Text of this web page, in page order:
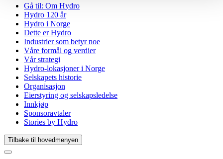
Gå til: Om Hydro
Hydro 120 år
Hydro i Norge
Dette er Hydro
Industrier som betyr noe
Våre formål og verdier
Vår strategi
Hydro-lokasjoner i Norge
Selskapets historie
Organisasjon
Eierstyring og selskapsledelse
Innkjøp
Sponsoravtaler
Stories by Hydro
Tilbake til hovedmenyen